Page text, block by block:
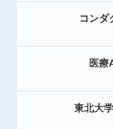
コンダ
医療
東北大